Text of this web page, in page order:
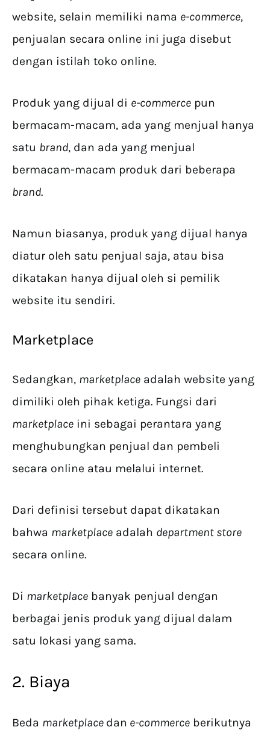
website, selain memiliki nama e-commerce,
penjualan secara online ini juga disebut
dengan istilah toko online.
Produk yang dijual di e-commerce pun
bermacam-macam, ada yang menjual hanya
satu brand, dan ada yang menjual
bermacam-macam produk dari beberapa
brand.
Namun biasanya, produk yang dijual hanya
diatur oleh satu penjual saja, atau bisa
dikatakan hanya dijual oleh si pemilik
website itu sendiri.
Marketplace
Sedangkan, marketplace adalah website yang
dimiliki oleh pihak ketiga. Fungsi dari
marketplace ini sebagai perantara yang
menghubungkan penjual dan pembeli
secara online atau melalui internet.
Dari definisi tersebut dapat dikatakan
bahwa marketplace adalah department store
secara online.
Di marketplace banyak penjual dengan
berbagai jenis produk yang dijual dalam
satu lokasi yang sama.
2. Biaya
Beda marketplace dan e-commerce berikutnya